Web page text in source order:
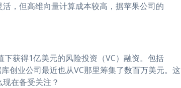
，但高维向量计算成本较高，据苹果公司的
获得1亿美元的风险投资（VC）融资。包括
创业公司最近也从VC那里筹集了数百万美元。这
在备受关注？